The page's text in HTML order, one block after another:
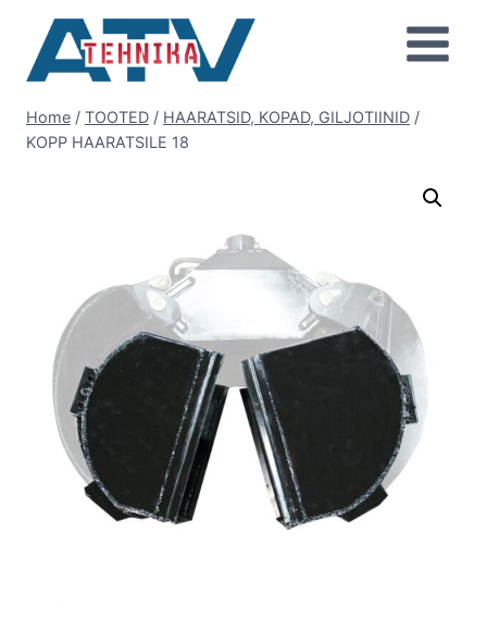
content
Home / TOOTED / HAARATSID, KOPAD, GILJOTIINID /
KOPP HAARATSILE 18